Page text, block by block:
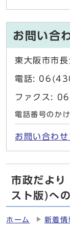
お問い合
東大阪市市
電話:
ファクス:
電話番号のか
お問い合わ
市政だよ
スト版)へ
ホーム 新着情